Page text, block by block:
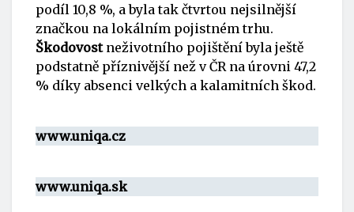
podíl 10,8 %, a byla tak čtvrtou nejsilnější
značkou na lokálním pojistném trhu.
Škodovostneživotního pojištění byla ještě
podstatně příznivější než v ČR na úrovni 47,2
% díky absenci velkých a kalamitních škod.
www.uniqa.cz
www.uniqa.sk